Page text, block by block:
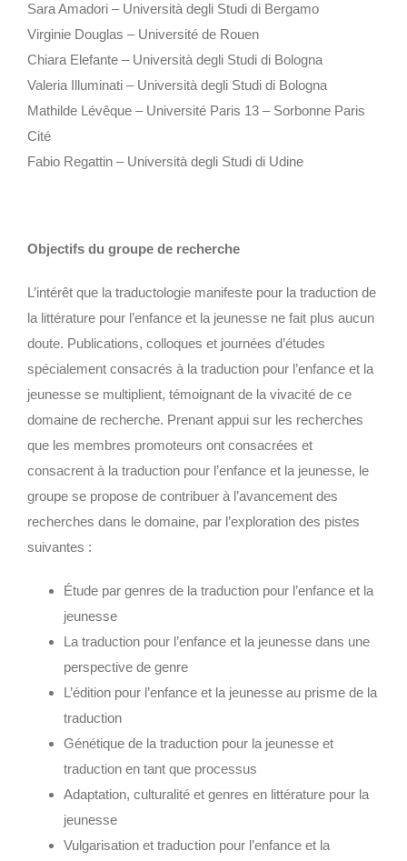
Sara Amadori – Università degli Studi di Bergamo
Virginie Douglas – Université de Rouen
Chiara Elefante – Università degli Studi di Bologna
Valeria Illuminati – Università degli Studi di Bologna
Mathilde Lévêque – Université Paris 13 – Sorbonne Paris
Cité
Fabio Regattin – Università degli Studi di Udine
Objectifs du groupe de recherche
L’intérêt que la traductologie manifeste pour la traduction de
la littérature pour l’enfance et la jeunesse ne fait plus aucun
doute. Publications, colloques et journées d’études
spécialement consacrés à la traduction pour l’enfance et la
jeunesse se multiplient, témoignant de la vivacité de ce
domaine de recherche. Prenant appui sur les recherches
que les membres promoteurs ont consacrées et
consacrent à la traduction pour l’enfance et la jeunesse, le
groupe se propose de contribuer à l’avancement des
recherches dans le domaine, par l’exploration des pistes
suivantes :
Étude par genres de la traduction pour l’enfance et la
jeunesse
La traduction pour l’enfance et la jeunesse dans une
perspective de genre
L’édition pour l’enfance et la jeunesse au prisme de la
traduction
Génétique de la traduction pour la jeunesse et
traduction en tant que processus
Adaptation, culturalité et genres en littérature pour la
jeunesse
Vulgarisation et traduction pour l’enfance et la